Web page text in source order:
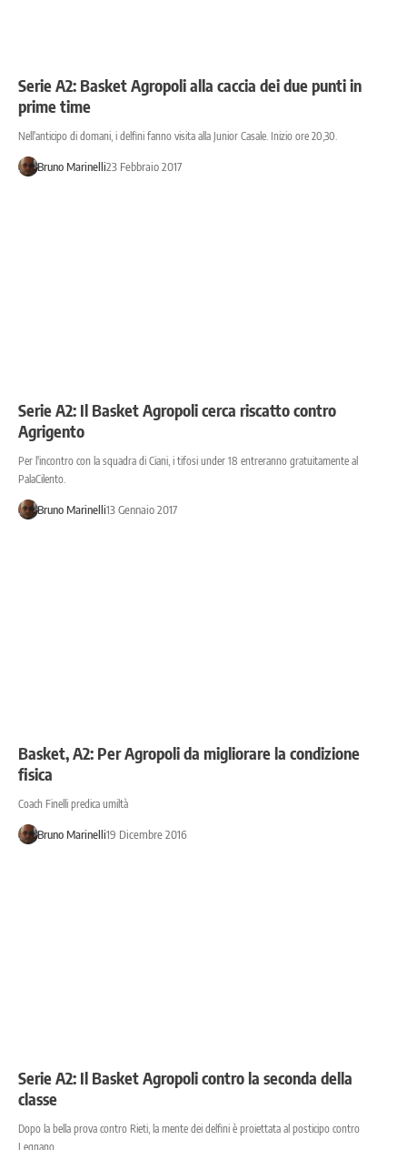
Serie A2: Basket Agropoli alla caccia dei due punti in
prime time
Nell'anticipo di domani, i delfini fanno visita alla Junior Casale. Inizio ore 20,30.
Bruno Marinelli23 Febbraio 2017
Serie A2: Il Basket Agropoli cerca riscatto contro
Agrigento
Per l'incontro con la squadra di Ciani, i tifosi under 18 entreranno gratuitamente al
PalaCilento.
Bruno Marinelli13 Gennaio 2017
Basket, A2: Per Agropoli da migliorare la condizione
fisica
Coach Finelli predica umiltà
Bruno Marinelli19 Dicembre 2016
Serie A2: Il Basket Agropoli contro la seconda della
classe
Dopo la bella prova contro Rieti, la mente dei delfini è proiettata al posticipo contro
Legnano